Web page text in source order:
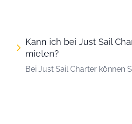
Kann ich bei Just Sail
mieten?
Bei Just Sail Charter können